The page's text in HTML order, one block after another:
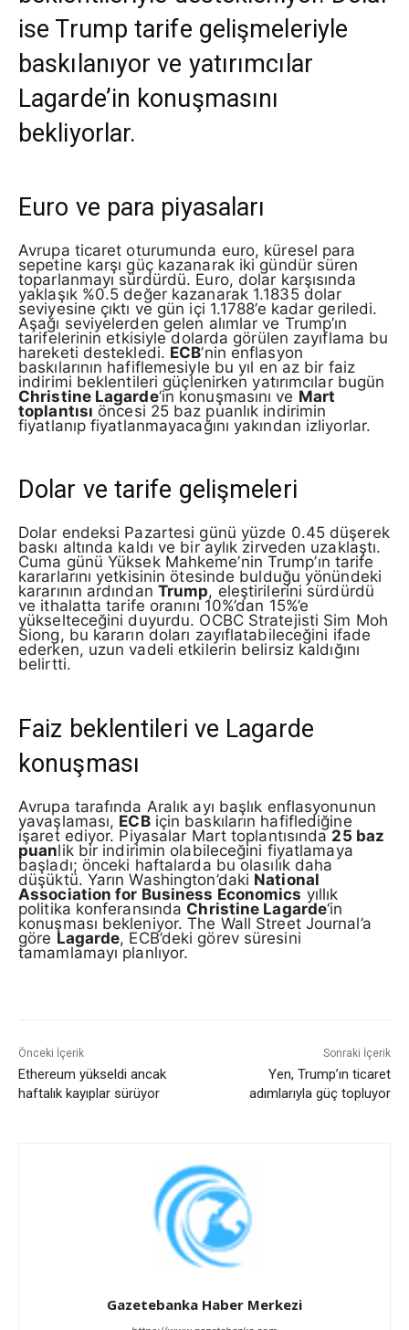
ise Trump tarife gelişmeleriyle
baskılanıyor ve yatırımcılar
Lagarde’in konuşmasını
bekliyorlar.
Euro ve para piyasaları
Avrupa ticaret oturumunda euro, küresel para
sepetine karşı güç kazanarak iki gündür süren
toparlanmayı sürdürdü. Euro, dolar karşısında
yaklaşık %0.5 değer kazanarak 1.1835 dolar
seviyesine çıktı ve gün içi 1.1788’e kadar geriledi.
Aşağı seviyelerden gelen alımlar ve Trump’ın
tarifelerinin etkisiyle dolarda görülen zayıflama bu
hareketi destekledi. ECB’nin enflasyon
baskılarının hafiflemesiyle bu yıl en az bir faiz
indirimi beklentileri güçlenirken yatırımcılar bugün
Christine Lagarde‘in konuşmasını ve Mart
toplantısı öncesi 25 baz puanlık indirimin
fiyatlanıp fiyatlanmayacağını yakından izliyorlar.
Dolar ve tarife gelişmeleri
Dolar endeksi Pazartesi günü yüzde 0.45 düşerek
baskı altında kaldı ve bir aylık zirveden uzaklaştı.
Cuma günü Yüksek Mahkeme’nin Trump’ın tarife
kararlarını yetkisinin ötesinde bulduğu yönündeki
kararının ardından Trump, eleştirilerini sürdürdü
ve ithalatta tarife oranını 10%’dan 15%’e
yükselteceğini duyurdu. OCBC Stratejisti Sim Moh
Siong, bu kararın doları zayıflatabileceğini ifade
ederken, uzun vadeli etkilerin belirsiz kaldığını
belirtti.
Faiz beklentileri ve Lagarde
konuşması
Avrupa tarafında Aralık ayı başlık enflasyonunun
yavaşlaması, ECBiçin baskıların hafiflediğine
işaret ediyor. Piyasalar Mart toplantısında 25 baz
puanlik bir indirimin olabileceğini fiyatlamaya
başladı; önceki haftalarda bu olasılık daha
düşüktü. Yarın Washington’daki National
Association for Business Economics yıllık
politika konferansında Christine Lagarde‘in
konuşması bekleniyor. The Wall Street Journal’a
göre Lagarde, ECB’deki görev süresini
tamamlamayı planlıyor.
Önceki İçerik
Ethereum yükseldi ancak
haftalık kayıplar sürüyor
Sonraki İçerik
Yen, Trump’ın ticaret
adımlarıyla güç topluyor
Gazetebanka Haber Merkezi